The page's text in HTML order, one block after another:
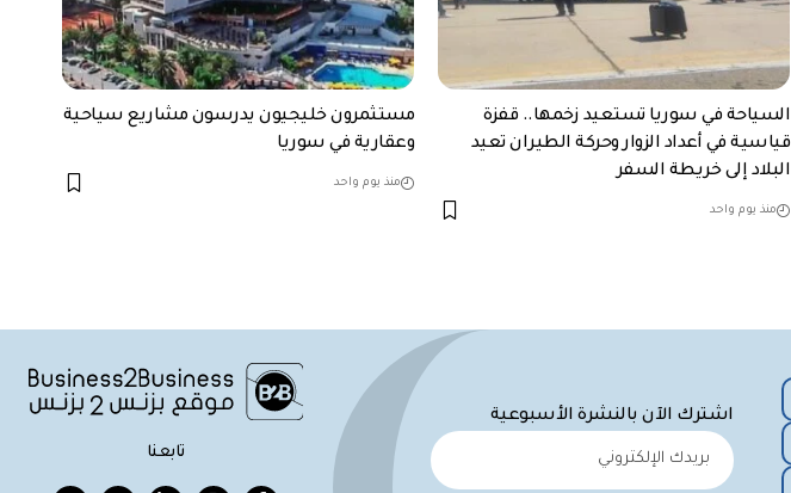
السياحة في سوريا تستعيد زخمها.. قفزة
قياسية في أعداد الزوار وحركة الطيران تعيد
البلاد إلى خريطة السفر
منذ يوم واحد
مستثمرون خليجيون يدرسون مشاريع سياحية
وعقارية في سوريا
منذ يوم واحد
اشترك الآن بالنشرة الأسبوعية
تابعنا